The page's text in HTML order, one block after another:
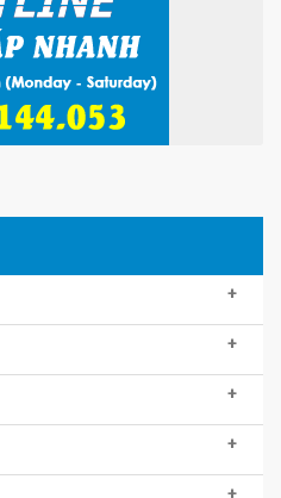
+
+
+
+
+